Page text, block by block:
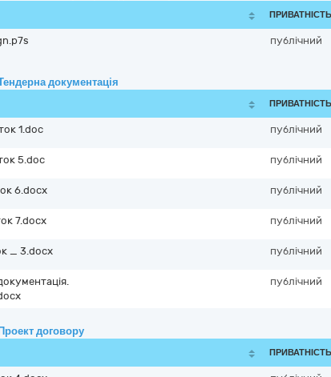
ПРИВАТНІСТЬ
публічний
документація
ПРИВАТНІСТЬ
1.doc публічний
5.doc публічний
6.docx публічний
7.docx публічний
_ 3.docx публічний
публічний
договору
ПРИВАТНІСТЬ